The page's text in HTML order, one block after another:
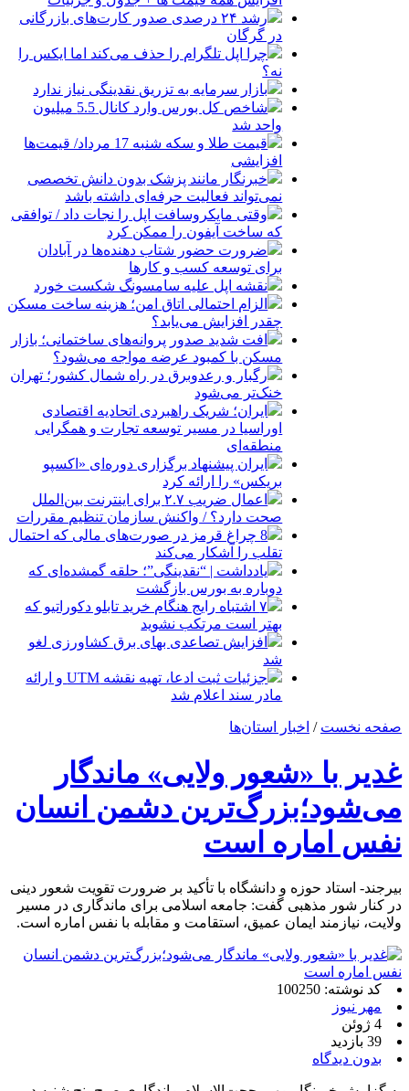
رشد ۲۴ درصدی صدور کارت‌های بازرگانی
در گرگان
چرا اپل تلگرام را حذف می‌کند اما ایکس را
نه؟
بازار سرمایه به تزریق نقدینگی نیاز ندارد
شاخص کل بورس وارد کانال 5.5 میلیون
واحد شد
قیمت طلا و سکه شنبه 17 مرداد/ قیمت‌ها
افزایشی
خبرنگار مانند پزشک بدون دانش تخصصی
نمی‌تواند فعالیت حرفه‌ای داشته باشد
وقتی مایکروسافت اپل را نجات داد / توافقی
که ساخت آیفون را ممکن کرد
ضرورت حضور شتاب ‌دهنده‌ها در آبادان
برای توسعه کسب‌ و کارها
نقشه اپل علیه سامسونگ شکست خورد
الزام احتمالی اتاق امن؛ هزینه ساخت مسکن
چقدر افزایش می‌یابد؟
افت شدید صدور پروانه‌های ساختمانی؛ بازار
مسکن با کمبود عرضه مواجه می‌شود؟
رگبار و رعدوبرق در راه شمال کشور؛ تهران
خنک‌تر می‌شود
ایران؛ شریک راهبردی اتحادیه اقتصادی
اوراسیا در مسیر توسعه تجارت و همگرایی
منطقه‌ای
ایران پیشنهاد برگزاری دوره‌ای «اکسپو
بریکس» را ارائه کرد
اعمال ضریب ۲.۷ برای اینترنت بین‌الملل
صحت دارد؟ / واکنش سازمان تنظیم مقررات
8 چراغ قرمز در صورت‌های مالی که احتمال
تقلب را آشکار می‌کند
یادداشت | “نقدینگی”؛ حلقه گمشده‌ای که
دوباره به بورس بازگشت
۷ اشتباه رایج هنگام خرید تابلو دکوراتیو که
بهتر است مرتکب نشوید
افزایش تصاعدی بهای برق کشاورزی لغو
شد
جزئیات ثبت ادعا، تهیه نقشه UTM و ارائه
مادر سند اعلام شد
صفحه نخست / اخبار استان‌ها
غدیر با «شعور ولایی» ماندگار
می‌شود؛بزرگ‌ترین دشمن انسان
نفس اماره است
بیرجند- استاد حوزه و دانشگاه با تأکید بر ضرورت تقویت شعور دینی
در کنار شور مذهبی گفت: جامعه اسلامی برای ماندگاری در مسیر
ولایت، نیازمند ایمان عمیق، استقامت و مقابله با نفس اماره است.
کد نوشته: 100250
مهر نیوز
4 ژوئن
39 بازدید
بدون دیدگاه